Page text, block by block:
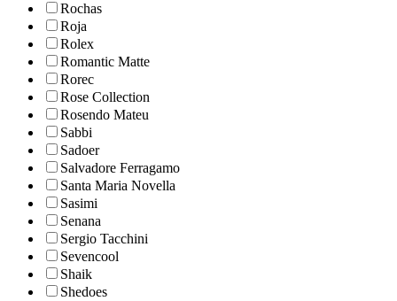
Rochas
Roja
Rolex
Romantic Matte
Rorec
Rose Collection
Rosendo Mateu
Sabbi
Sadoer
Salvadore Ferragamo
Santa Maria Novella
Sasimi
Senana
Sergio Tacchini
Sevencool
Shaik
Shedoes